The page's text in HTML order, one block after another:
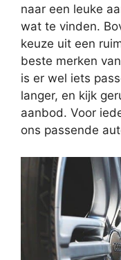
naar een leuke
wat te vinden.
keuze uit een
beste merken
is er wel iets
langer, en kijk
aanbod. Voor
ons passende